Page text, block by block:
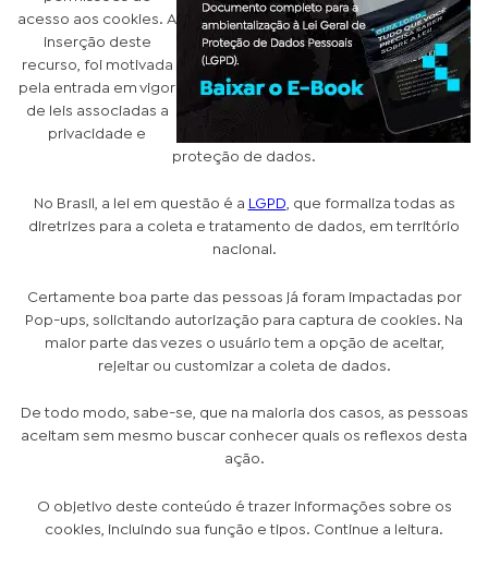
acesso aos cookies. A
inserção deste
recurso, foi motivada
pela entrada em vigor
de leis associadas a
privacidade e
proteção de dados.
No Brasil, a lei em questão é a LGPD , que formaliza todas as
diretrizes para a coleta e tratamento de dados, em território
nacional.
Certamente boa parte das pessoas já foram impactadas por
Pop-ups, solicitando autorização para captura de cookies. Na
maior parte das vezes o usuário tem a opção de aceitar,
rejeitar ou customizar a coleta de dados.
De todo modo, sabe-se, que na maioria dos casos, as pessoas
aceitam sem mesmo buscar conhecer quais os reflexos desta
ação.
O objetivo deste conteúdo é trazer informações sobre os
cookies, incluindo sua função e tipos. Continue a leitura.